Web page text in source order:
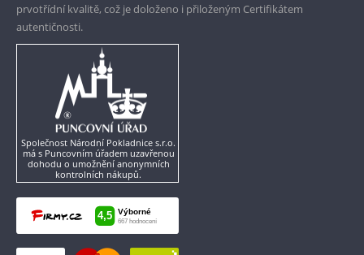
prvotřídní kvalitě, což je doloženo i přiloženým Certifikátem
autentičnosti.
Společnost Národní Pokladnice s.r.o.
má s Puncovním úřadem uzavřenou
dohodu o umožnění anonymních
kontrolních nákupů.